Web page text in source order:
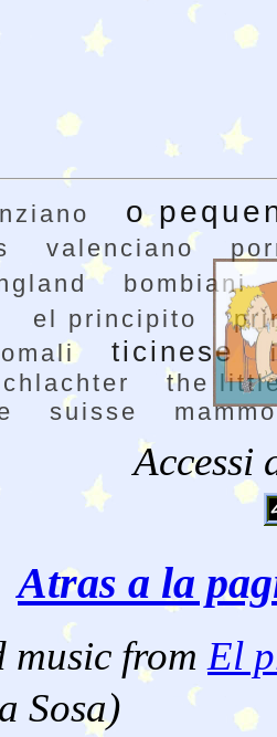
o
valenciano
bombiani
el principito
ticinese
the
suisse
Accessi
Atras a la
music from El
Sosa)